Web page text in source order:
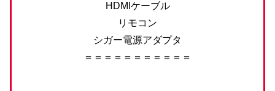
HDMIケーブル
リモコン
シガー電源アダプタ
＝＝＝＝＝＝＝＝＝＝＝